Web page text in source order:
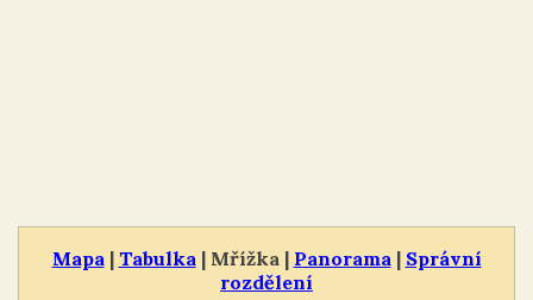
Mapa | Tabulka | Mřížka | Panorama | Správní
rozdělení